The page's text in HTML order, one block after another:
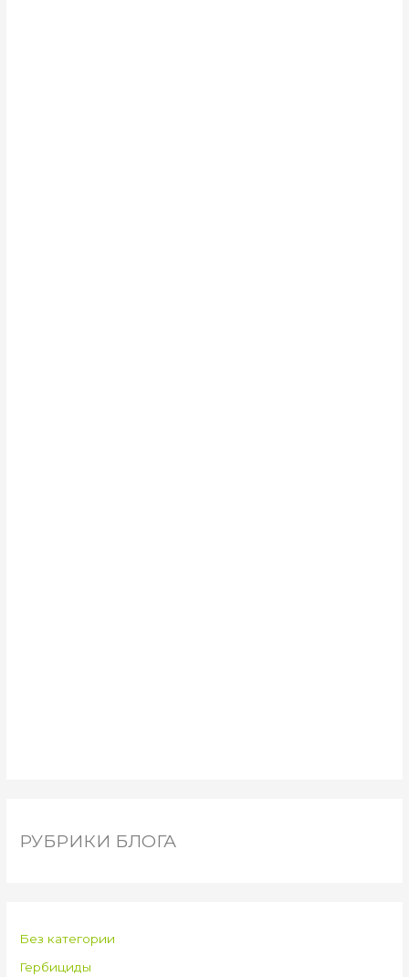
РУБРИКИ БЛОГА
Без категории
Гербициды